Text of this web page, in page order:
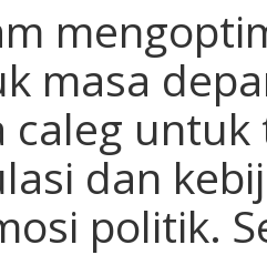
masa
caleg
dan
politik.